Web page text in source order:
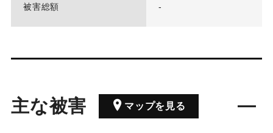
被害総額 -
主な被害 マップを見る